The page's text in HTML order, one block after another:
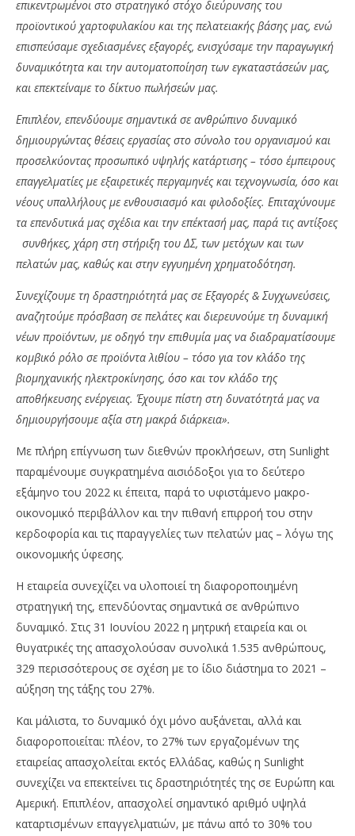
επικεντρωμένοι στο στρατηγικό στόχο διεύρυνσης του
προϊοντικού χαρτοφυλακίου και της πελατειακής βάσης μας, ενώ
επισπεύσαμε σχεδιασμένες εξαγορές, ενισχύσαμε την παραγωγική
δυναμικότητα και την αυτοματοποίηση των εγκαταστάσεών μας,
και επεκτείναμε το δίκτυο πωλήσεών μας.
Επιπλέον, επενδύουμε σημαντικά σε ανθρώπινο δυναμικό
δημιουργώντας θέσεις εργασίας στο σύνολο του οργανισμού και
προσελκύοντας προσωπικό υψηλής κατάρτισης – τόσο έμπειρους
επαγγελματίες με εξαιρετικές περγαμηνές και τεχνογνωσία, όσο και
νέους υπαλλήλους με ενθουσιασμό και φιλοδοξίες. Επιταχύνουμε
τα επενδυτικά μας σχέδια και την επέκτασή μας, παρά τις αντίξοες
συνθήκες, χάρη στη στήριξη του ΔΣ, των μετόχων και των
πελατών μας, καθώς και στην εγγυημένη χρηματοδότηση.
Συνεχίζουμε τη δραστηριότητά μας σε Εξαγορές & Συγχωνεύσεις,
αναζητούμε πρόσβαση σε πελάτες και διερευνούμε τη δυναμική
νέων προϊόντων, με οδηγό την επιθυμία μας να διαδραματίσουμε
κομβικό ρόλο σε προϊόντα λιθίου – τόσο για τον κλάδο της
βιομηχανικής ηλεκτροκίνησης, όσο και τον κλάδο της
αποθήκευσης ενέργειας. Έχουμε πίστη στη δυνατότητά μας να
δημιουργήσουμε αξία στη μακρά διάρκεια».
Με πλήρη επίγνωση των διεθνών προκλήσεων, στη Sunlight
παραμένουμε συγκρατημένα αισιόδοξοι για το δεύτερο
εξάμηνο του 2022 κι έπειτα, παρά το υφιστάμενο μακρο-
οικονομικό περιβάλλον και την πιθανή επιρροή του στην
κερδοφορία και τις παραγγελίες των πελατών μας – λόγω της
οικονομικής ύφεσης.
Η εταιρεία συνεχίζει να υλοποιεί τη διαφοροποιημένη
στρατηγική της, επενδύοντας σημαντικά σε ανθρώπινο
δυναμικό. Στις 31 Ιουνίου 2022 η μητρική εταιρεία και οι
θυγατρικές της απασχολούσαν συνολικά 1.535 ανθρώπους,
329 περισσότερους σε σχέση με το ίδιο διάστημα το 2021 –
αύξηση της τάξης του 27%.
Και μάλιστα, το δυναμικό όχι μόνο αυξάνεται, αλλά και
διαφοροποιείται: πλέον, το 27% των εργαζομένων της
εταιρείας απασχολείται εκτός Ελλάδας, καθώς η Sunlight
συνεχίζει να επεκτείνει τις δραστηριότητές της σε Ευρώπη και
Αμερική. Επιπλέον, απασχολεί σημαντικό αριθμό υψηλά
καταρτισμένων επαγγελματιών, με πάνω από το 30% του